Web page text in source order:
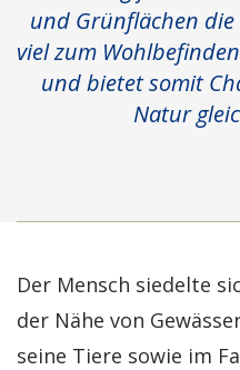
und Grünflächen
viel zum
und bietet somit
Natur
Der Mensch siedelte
der Nähe von
seine Tiere sowie im